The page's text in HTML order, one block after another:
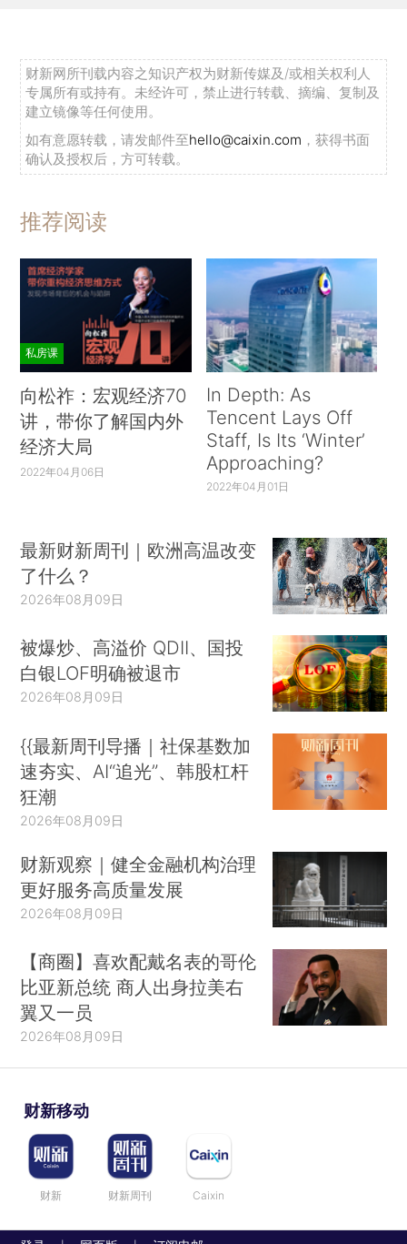
财新网所刊载内容之知识产权为财新传媒及/或相关权利人
专属所有或持有。未经许可，禁止进行转载、摘编、复制及
建立镜像等任何使用。
如有意愿转载，请发邮件至hello@caixin.com ，获得书面
确认及授权后，方可转载。
推荐阅读
私房课
向松祚：宏观经济70
讲，带你了解国内外
经济大局
2022年04月06日
In Depth: As
Tencent Lays Off
Staff, Is Its ‘Winter’
Approaching?
2022年04月01日
最新财新周刊｜欧洲高温改变
了什么？
2026年08月09日
被爆炒、高溢价 QDII、国投
白银LOF明确被退市
2026年08月09日
{{最新周刊导播｜社保基数加
速夯实、AI“追光”、韩股杠杆
狂潮
2026年08月09日
财新观察｜健全金融机构治理
更好服务高质量发展
2026年08月09日
【商圈】喜欢配戴名表的哥伦
比亚新总统 商人出身拉美右
翼又一员
2026年08月09日
财新移动
财新 财新周刊 Caixin